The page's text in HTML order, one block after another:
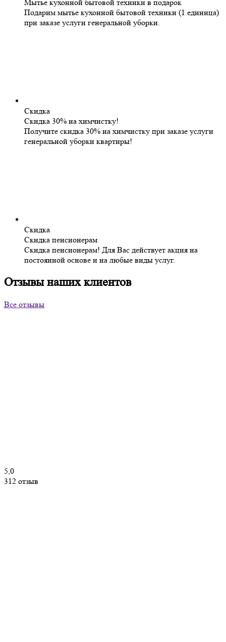
Мытье кухонной бытовой техники в подарок
Подарим мытье кухонной бытовой техники (1 единица)
при заказе услуги генеральной уборки.
Скидка
Скидка 30% на химчистку!
Получите скидка 30% на химчистку при заказе услуги
генеральной уборки квартиры!
Скидка
Скидка пенсионерам
Скидка пенсионерам! Для Вас действует акция на
постоянной основе и на любые виды услуг.
Отзывы наших клиентов
Все отзывы
5,0
312 отзыв